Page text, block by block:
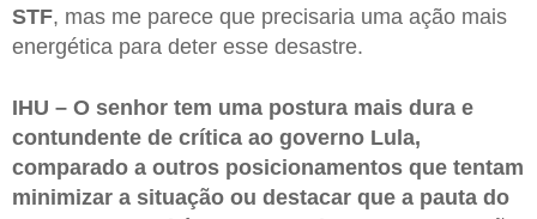
STF, mas me parece que precisaria uma ação mais
energética para deter esse desastre.
IHU – O senhor tem uma postura mais dura e
contundente de crítica ao governo Lula,
comparado a outros posicionamentos que tentam
minimizar a situação ou destacar que a pauta do